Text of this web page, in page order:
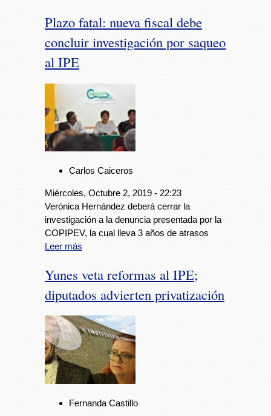
Plazo fatal: nueva fiscal debe
concluir investigación por saqueo
al IPE
Carlos Caiceros
Miércoles, Octubre 2, 2019 - 22:23
Verónica Hernández deberá cerrar la
investigación a la denuncia presentada por la
COPIPEV, la cual lleva 3 años de atrasos
Leer más
Yunes veta reformas al IPE;
diputados advierten privatización
Fernanda Castillo